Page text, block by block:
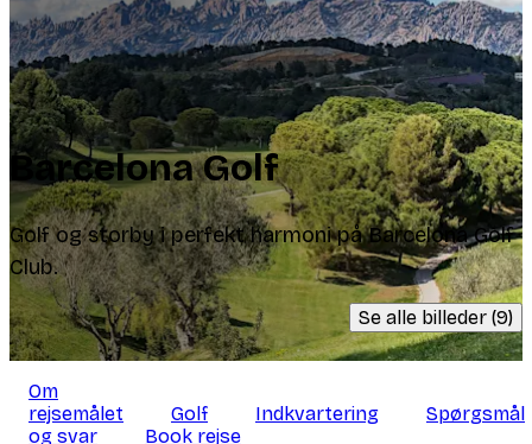
Barcelona Golf
Golf og storby i perfekt harmoni på Barcelona Golf
Club.
Se alle billeder (9)
Om
rejsemålet
Golf Indkvartering
Spørgsmål
og svar
Book rejse